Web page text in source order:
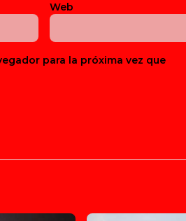
Web
para la próxima vez que